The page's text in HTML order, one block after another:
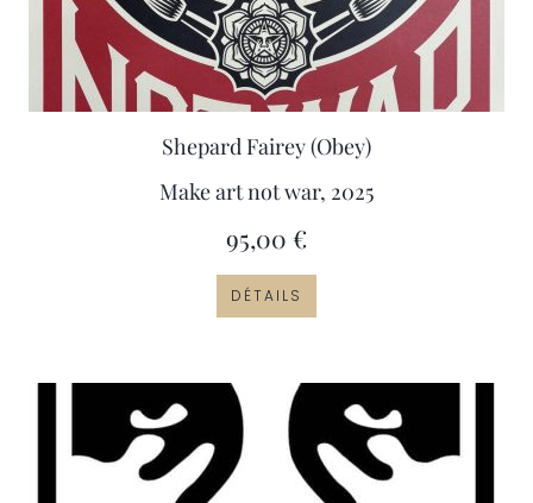
Shepard Fairey (Obey)
Make art not war, 2025
95,00 €
DÉTAILS